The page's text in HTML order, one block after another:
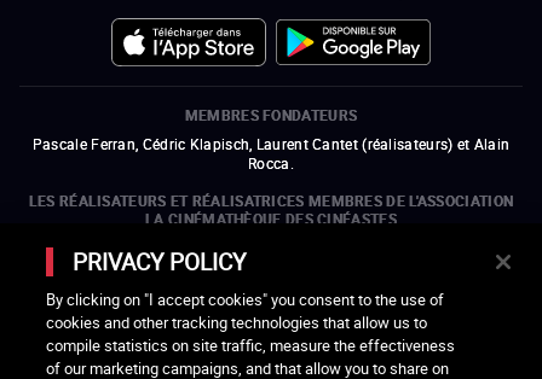
MEMBRES FONDATEURS
Pascale Ferran, Cédric Klapisch, Laurent Cantet (réalisateurs) et Alain
Rocca.
LES RÉALISATEURS ET RÉALISATRICES MEMBRES DE L'ASSOCIATION
LA CINÉMATHÈQUE DES CINÉASTES
Olivier Assayas, Bertrand Bonello, Michel Hazanavicius (représentant de
l'ARP), Rebecca Zlotowski et Mikael Buch (représentant de la SRF)
LES ORGANISMES MEMBRES DE L'ASSOCIATION LA CINÉMATHÈQUE
DES CINÉASTES
PRIVACY POLICY
By clicking on "I accept cookies" you consent to the use of
cookies and other tracking technologies that allow us to
compile statistics on site traffic, measure the effectiveness
of our marketing campaigns, and that allow you to share on